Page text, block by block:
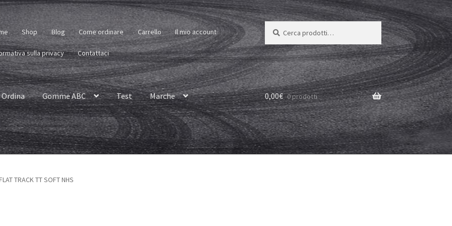
Shop Blog Come ordinare Carrello Il mio account
sulla privacy Contattaci
Cerca:
Cerca
Ordina Gomme ABC Test Marche 0,00€ 0 prodotti
TRACK TT SOFT NHS